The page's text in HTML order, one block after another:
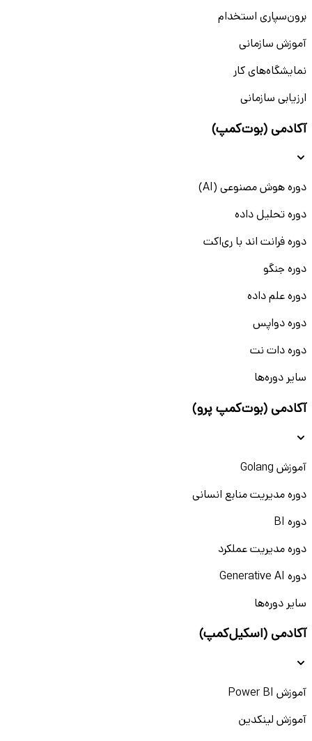
برون‌سپاری استخدام
آموزش سازمانی
نمایشگاه‌های کار
ارزیابی سازمانی
آکادمی (بوت‌کمپ)
دوره هوش مصنوعی (AI)
دوره تحلیل داده
دوره فرانت اند با ری‌اکت
دوره جنگو
دوره علم داده
دوره دواپس
دوره دات نت
سایر دوره‌ها
آکادمی (بوت‌کمپ پرو)
آموزش Golang
دوره مدیریت منابع انسانی
دوره BI
دوره مدیریت عملکرد
دوره Generative AI
سایر دوره‌ها
آکادمی (اسکیل‌کمپ)
آموزش Power BI
آموزش لینکدین